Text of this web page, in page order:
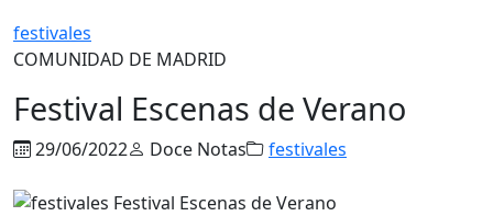
festivales
COMUNIDAD DE MADRID
Festival Escenas de Verano
29/06/2022 Doce Notas festivales